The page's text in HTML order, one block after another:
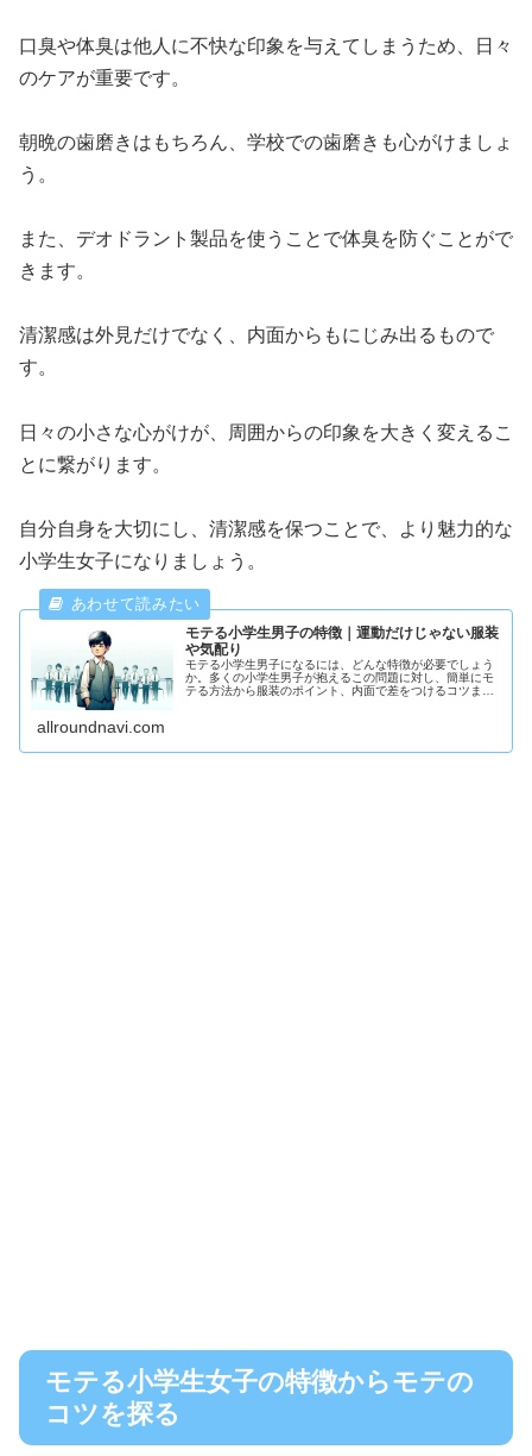
口臭や体臭は他人に不快な印象を与えてしまうため、日々
のケアが重要です。
朝晩の歯磨きはもちろん、学校での歯磨きも心がけましょ
う。
また、デオドラント製品を使うことで体臭を防ぐことがで
きます。
清潔感は外見だけでなく、内面からもにじみ出るもので
す。
日々の小さな心がけが、周囲からの印象を大きく変えるこ
とに繋がります。
自分自身を大切にし、清潔感を保つことで、より魅力的な
小学生女子になりましょう。
モテる小学生男子の特徴｜運動だけじゃない服装
や気配り
モテる小学生男子になるには、どんな特徴が必要でしょう
か。多くの小学生男子が抱えるこの問題に対し、簡単にモ
テる方法から服装のポイント、内面で差をつけるコツま
allroundnavi.com
モテる小学生女子の特徴からモテの
コツを探る